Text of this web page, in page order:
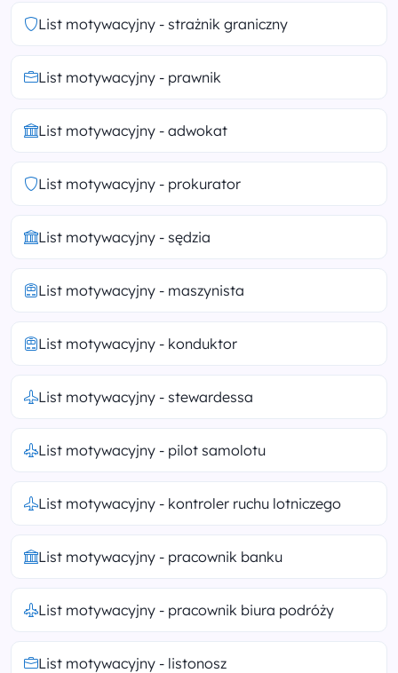
List motywacyjny - strażnik graniczny
List motywacyjny - prawnik
List motywacyjny - adwokat
List motywacyjny - prokurator
List motywacyjny - sędzia
List motywacyjny - maszynista
List motywacyjny - konduktor
List motywacyjny - stewardessa
List motywacyjny - pilot samolotu
List motywacyjny - kontroler ruchu lotniczego
List motywacyjny - pracownik banku
List motywacyjny - pracownik biura podróży
List motywacyjny - listonosz